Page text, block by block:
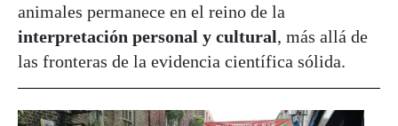
animales permanece en el reino de la
interpretación personal y cultural, más allá de
las fronteras de la evidencia científica sólida.